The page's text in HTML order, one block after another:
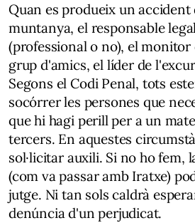
Quan es produeix un accident
muntanya, el responsable
(professional o no), el monitor
grup d'amics, el líder de
Segons el Codi Penal, tots
socórrer les persones que
que hi hagi perill per a un
tercers. En aquestes
sol·licitar auxili. Si no ho fem,
(com va passar amb Iratxe)
jutge. Ni tan sols caldrà
denúncia d'un perjudicat.